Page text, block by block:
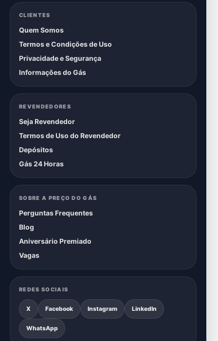
CLIENTES
Quem Somos
Termos e Condições de Uso
Privacidade e Segurança
Informações do Gás
REVENDEDORES
Seja Revendedor
Termos de Uso do Revendedor
Depósitos
Gás 24 Horas
SOBRE A PREÇO DO GÁS
Perguntas Frequentes
Blog
Aniversário Premiado
Vagas
REDES SOCIAIS
X Facebook Instagram LinkedIn
WhatsApp